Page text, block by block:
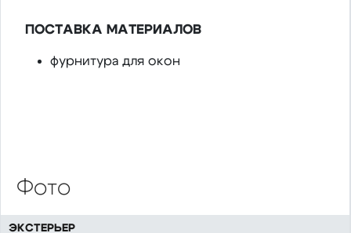
ПОСТАВКА МАТЕРИАЛОВ
фурнитура для окон
Фото
ЭКСТЕРЬЕР